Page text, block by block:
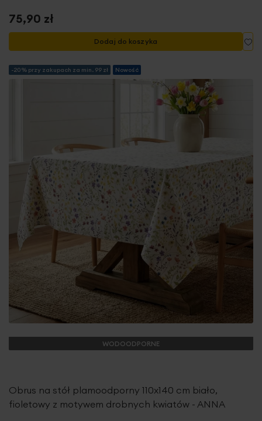
75,90 zł
Dodaj do koszyka
-20% przy zakupach za min. 99 zł Nowość
WODOODPORNE
Obrus na stół plamoodporny 110x140 cm biało,
fioletowy z motywem drobnych kwiatów - ANNA